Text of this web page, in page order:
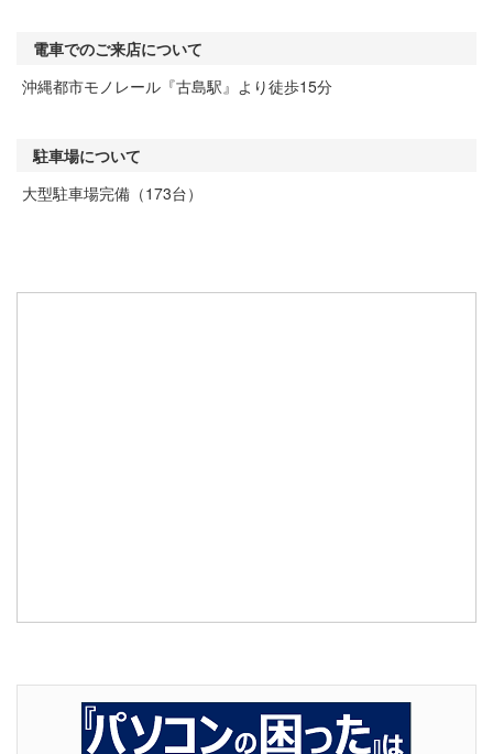
電車でのご来店について
沖縄都市モノレール『古島駅』より徒歩15分
駐車場について
大型駐車場完備（173台）